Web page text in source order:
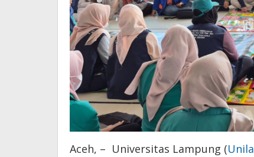
Aceh, – Universitas Lampung (Unila